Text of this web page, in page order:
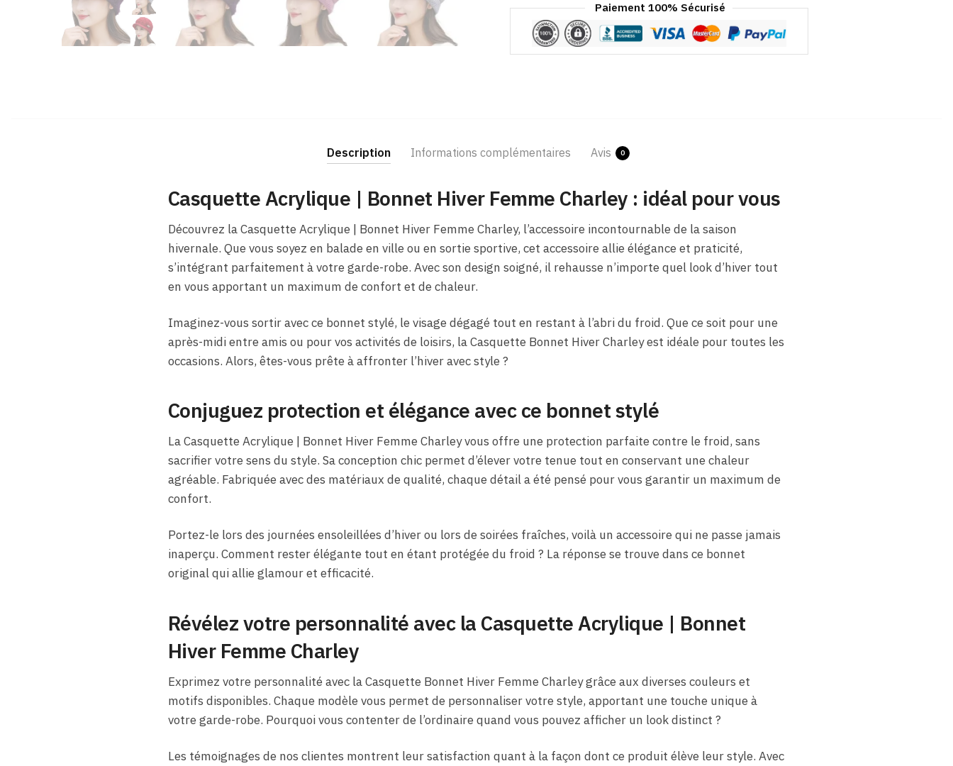
Paiement 100% Sécurisé
Description Informations complémentaires Avis 0
Casquette Acrylique | Bonnet Hiver Femme Charley : idéal pour vous
Découvrez la Casquette Acrylique | Bonnet Hiver Femme Charley, l’accessoire incontournable de la saison
hivernale. Que vous soyez en balade en ville ou en sortie sportive, cet accessoire allie élégance et praticité,
s’intégrant parfaitement à votre garde-robe. Avec son design soigné, il rehausse n’importe quel look d’hiver tout
en vous apportant un maximum de confort et de chaleur.
Imaginez-vous sortir avec ce bonnet stylé, le visage dégagé tout en restant à l’abri du froid. Que ce soit pour une
après-midi entre amis ou pour vos activités de loisirs, la Casquette Bonnet Hiver Charley est idéale pour toutes les
occasions. Alors, êtes-vous prête à affronter l’hiver avec style ?
Conjuguez protection et élégance avec ce bonnet stylé
La Casquette Acrylique | Bonnet Hiver Femme Charley vous offre une protection parfaite contre le froid, sans
sacrifier votre sens du style. Sa conception chic permet d’élever votre tenue tout en conservant une chaleur
agréable. Fabriquée avec des matériaux de qualité, chaque détail a été pensé pour vous garantir un maximum de
confort.
Portez-le lors des journées ensoleillées d’hiver ou lors de soirées fraîches, voilà un accessoire qui ne passe jamais
inaperçu. Comment rester élégante tout en étant protégée du froid ? La réponse se trouve dans ce bonnet
original qui allie glamour et efficacité.
Révélez votre personnalité avec la Casquette Acrylique | Bonnet
Hiver Femme Charley
Exprimez votre personnalité avec la Casquette Bonnet Hiver Femme Charley grâce aux diverses couleurs et
motifs disponibles. Chaque modèle vous permet de personnaliser votre style, apportant une touche unique à
votre garde-robe. Pourquoi vous contenter de l’ordinaire quand vous pouvez afficher un look distinct ?
Les témoignages de nos clientes montrent leur satisfaction quant à la façon dont ce produit élève leur style. Avec